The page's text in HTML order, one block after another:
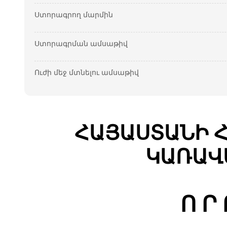
Ստորագրող մարմին
Ստորագրման ամսաթիվ
Ուժի մեջ մտնելու ամսաթիվ
ՀԱՅԱՍՏԱՆԻ
Ո Ր